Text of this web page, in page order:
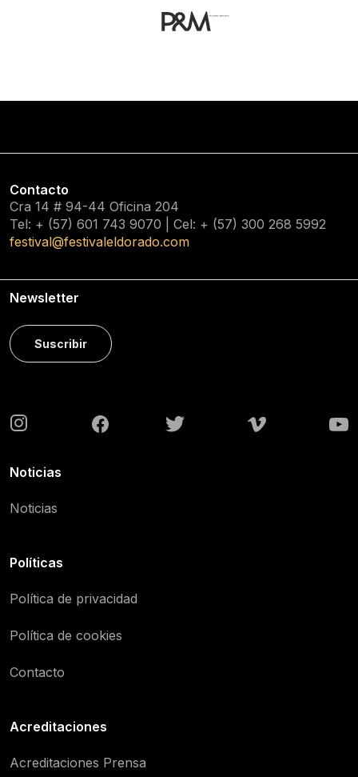
Contacto
Cra 14 # 94-44 Oficina 204
Tel: + (57) 601 743 9070 | Cel: + (57) 300 268 5992
festival@festivaleldorado.com
Newsletter
Suscribir
Noticias
Noticias
Políticas
Política de privacidad
Política de cookies
Contacto
Acreditaciones
Acreditaciones Prensa